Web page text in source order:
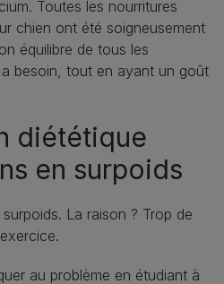
Toutes les nourritures
chien ont été soigneusement
équilibre de tous les
besoin, tout en ayant un goût
diététique
en surpoids
La raison ? Trop de
au problème en étudiant à